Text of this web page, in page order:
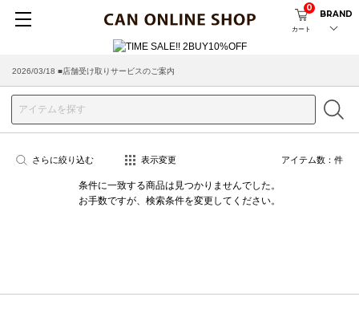
カート
0
BRAND
2026/03/18 ■店舗受け取りサービスのご案内
さらに絞り込む 表示変更 アイテム数： 件
条件に一致する商品は見つかりませんでした。
お手数ですが、検索条件を変更してください。